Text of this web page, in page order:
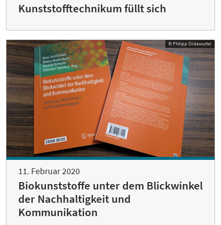
Kunststofftechnikum füllt sich
© Philipp Oldewurtel
11. Februar 2020
Biokunststoffe unter dem Blickwinkel
der Nachhaltigkeit und
Kommunikation